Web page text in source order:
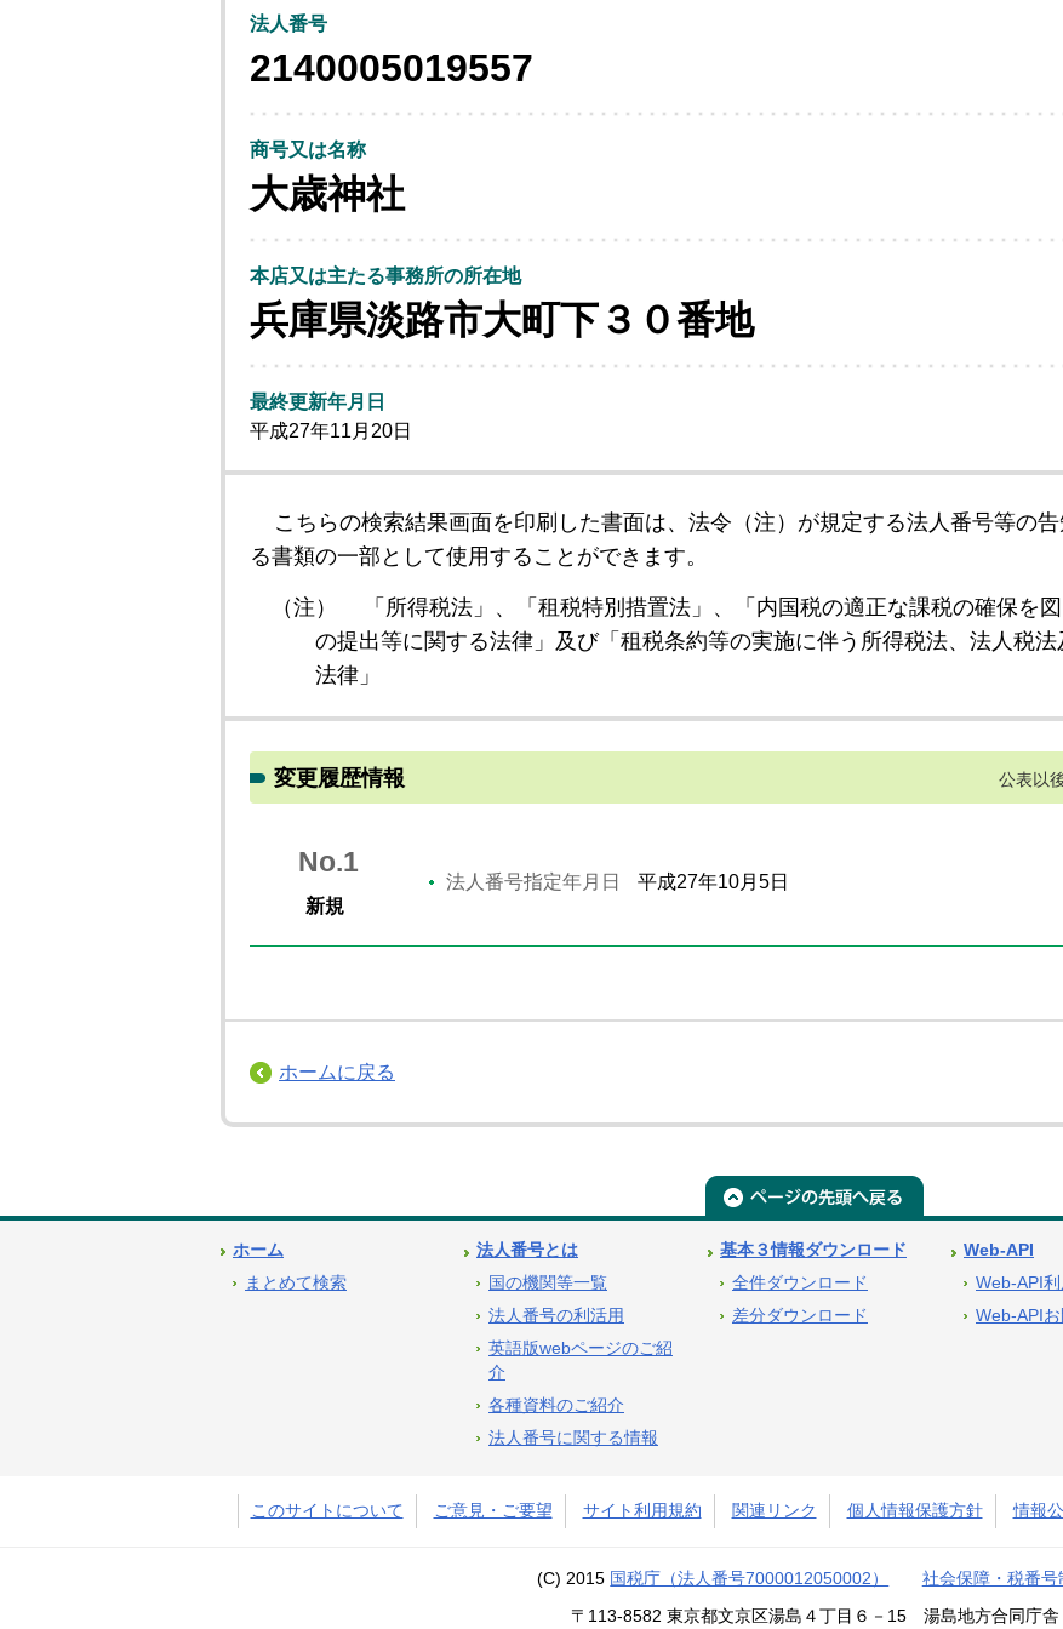
法人番号
2140005019557
商号又は名称
大歳神社
本店又は主たる事務所の所在地
兵庫県淡路市大町下３０番地
最終更新年月日
平成27年11月20日
こちらの検索結果画面を印刷した書面は、法令（注）が規定する法人番号等の
る書類の一部として使用することができます。
（注）
「所得税法」、「租税特別措置法」、「内国税の適正な課税の確保を
の提出等に関する法律」及び「租税条約等の実施に伴う所得税法、法人税
法律」
変更履歴情報 公表以
No.1
新規
法人番号指定年月日 平成27年10月5日
ホームに戻る
ホーム
まとめて検索
法人番号とは
国の機関等一覧
法人番号の利活用
英語版webページのご紹
介
各種資料のご紹介
法人番号に関する情報
基本３情報ダウンロード
全件ダウンロード
差分ダウンロード
Web-API
Web-API
Web-API
このサイトについて ご意見・ご要望 サイト利用規約 関連リンク 個人情報保護方針 情報
(C) 2015 国税庁（法人番号7000012050002） 社会保障・税番号
〒113-8582 東京都文京区湯島４丁目６－15 湯島地方合同庁舎